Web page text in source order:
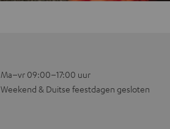
Ma–vr 09:00–17:00 uur
Weekend & Duitse feestdagen gesloten